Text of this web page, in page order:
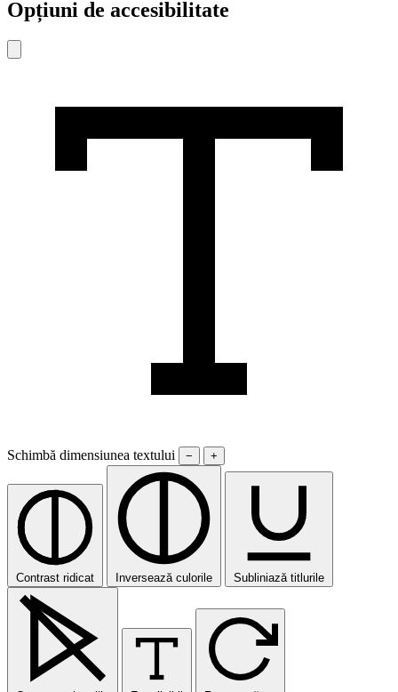
Opțiuni de accesibilitate
Schimbă dimensiunea textului − +
Contrast ridicat Inversează culorile Subliniază titlurile